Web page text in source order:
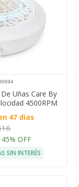
Uñas Care By
4500RPM
47 días
45% OFF
SIN INTERÉS